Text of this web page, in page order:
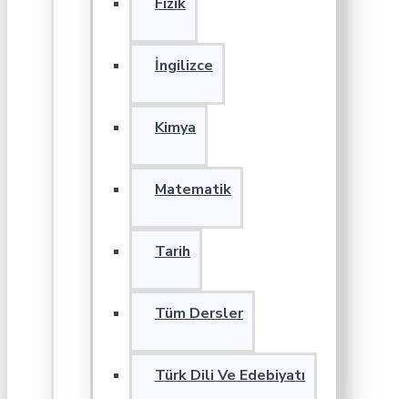
İngilizce
Kimya
Matematik
Tarih
Tüm Dersler
Türk Dili Ve Edebiyatı